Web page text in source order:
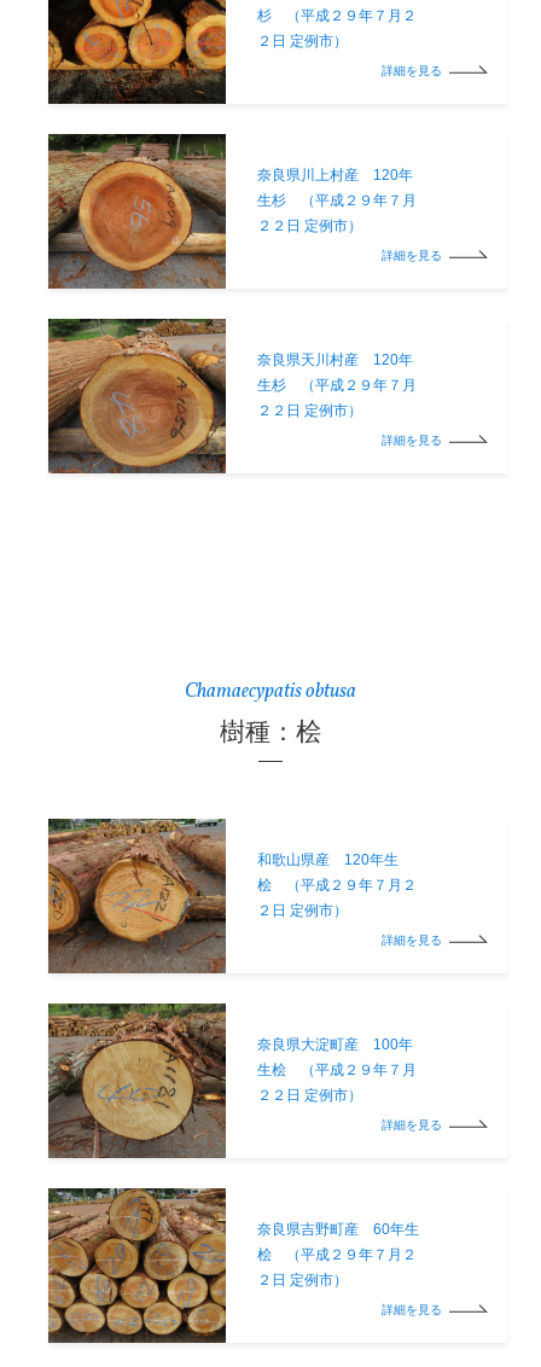
杉 （平成２９年７月２
２日 定例市）
詳細を見る
奈良県川上村産 120年
生杉 （平成２９年７月
２２日 定例市）
詳細を見る
奈良県天川村産 120年
生杉 （平成２９年７月
２２日 定例市）
詳細を見る
Chamaecypatis obtusa
樹種：桧
和歌山県産 120年生
桧 （平成２９年７月２
２日 定例市）
詳細を見る
奈良県大淀町産 100年
生桧 （平成２９年７月
２２日 定例市）
詳細を見る
奈良県吉野町産 60年生
桧 （平成２９年７月２
２日 定例市）
詳細を見る